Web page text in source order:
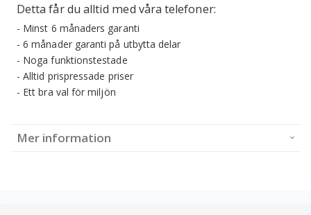
Detta får du alltid med våra telefoner:
- Minst 6 månaders garanti
- 6 månader garanti på utbytta delar
- Noga funktionstestade
- Alltid prispressade priser
- Ett bra val för miljön
Mer information